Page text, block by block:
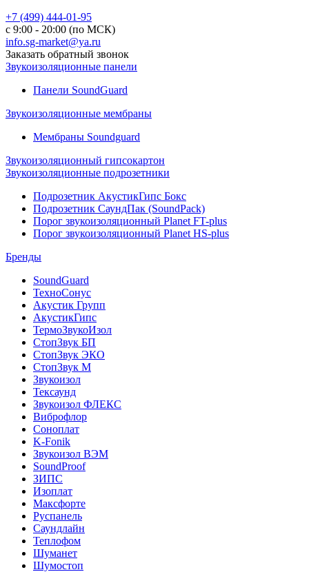
+7 (499) 444-01-95
с 9:00 - 20:00 (по МСК)
info.sg-market@ya.ru
Заказать обратный звонок
Звукоизоляционные панели
Панели SoundGuard
Звукоизоляционные мембраны
Мембраны Soundguard
Звукоизоляционный гипсокартон
Звукоизоляционные подрозетники
Подрозетник АкустикГипс Бокс
Подрозетник СаундПак (SoundPack)
Порог звукоизоляционный Planet FT-plus
Порог звукоизоляционный Planet HS-plus
Бренды
SoundGuard
ТехноСонус
Акустик Групп
АкустикГипс
ТермоЗвукоИзол
СтопЗвук БП
СтопЗвук ЭКО
СтопЗвук М
Звукоизол
Тексаунд
Звукоизол ФЛЕКС
Виброфлор
Соноплат
K-Fonik
Звукоизол ВЭМ
SoundProof
ЗИПС
Изоплат
Максфорте
Руспанель
Саундлайн
Теплофом
Шуманет
Шумостоп